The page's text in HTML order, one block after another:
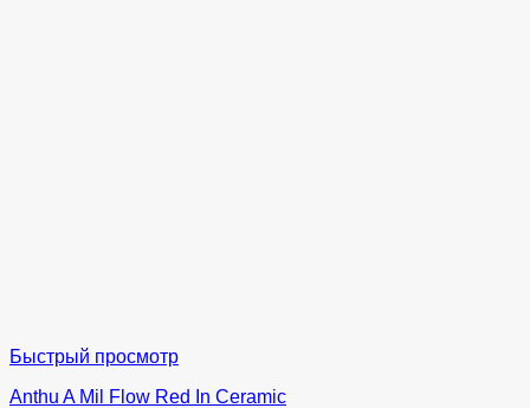
Быстрый просмотр
Anthu A Mil Flow Red In Ceramic